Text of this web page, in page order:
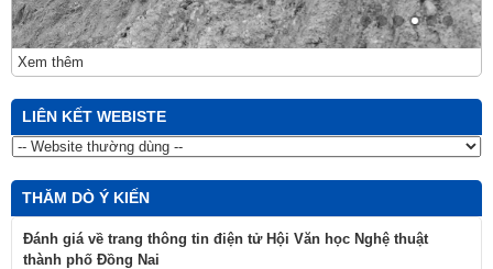
Xem thêm
LIÊN KẾT WEBISTE
THĂM DÒ Ý KIẾN
Đánh giá về trang thông tin điện tử Hội Văn học Nghệ thuật
thành phố Đồng Nai